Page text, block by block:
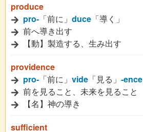
produce
pro- 「前に」 duce 「導く」
前へ導き出す
【動】製造する、生み出す
providence
pro- 「前に」 vide 「見る」 -ence
前を見ること、未来を見ること
【名】神の導き
sufficient